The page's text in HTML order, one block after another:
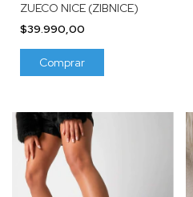
ZUECO NICE (ZIBNICE)
$39.990,00
Comprar